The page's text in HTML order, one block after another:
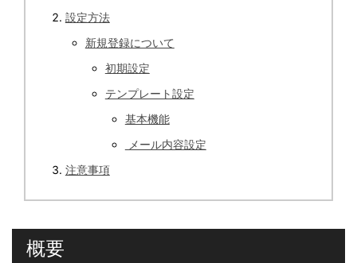
設定方法
新規登録について
初期設定
テンプレート設定
基本機能
メール内容設定
注意事項
概要